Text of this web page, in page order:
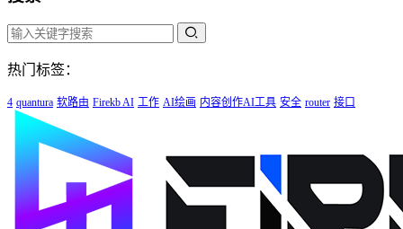
热门标签：
4 quantura 软路由 Firekb AI 工作 AI绘画 内容创作AI工具 安全 router 接口